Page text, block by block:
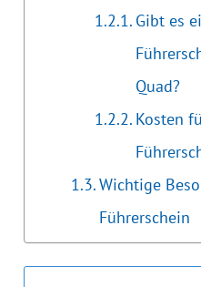
Gibt es
Quad?
Kosten
Wichtige
Führerschein